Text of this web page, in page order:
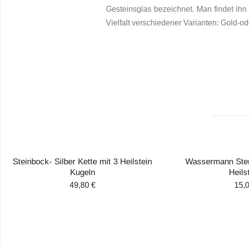
Gesteinsglas bezeichnet. Man findet
Vielfalt verschiedener Varianten: Gold-
Steinbock- Silber Kette mit 3 Heilstein
Kugeln
49,80 €
Wassermann